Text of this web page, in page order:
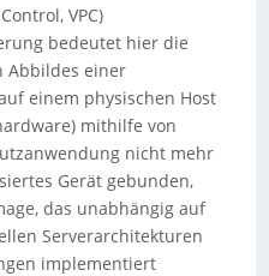
VPC)
bedeutet hier die
Abbildes einer
einem physischen Host
mithilfe von
nicht mehr
Gerät gebunden,
das unabhängig auf
Serverarchitekturen
implementiert